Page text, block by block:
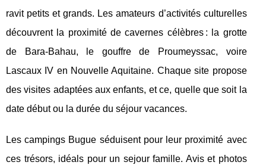
ravit petits et grands. Les amateurs d’activités culturelles
découvrent la proximité de cavernes célèbres : la grotte
de Bara-Bahau, le gouffre de Proumeyssac, voire
Lascaux IV en Nouvelle Aquitaine. Chaque site propose
des visites adaptées aux enfants, et ce, quelle que soit la
date début ou la durée du séjour vacances.
Les campings Bugue séduisent pour leur proximité avec
ces trésors, idéals pour un sejour famille. Avis et photos